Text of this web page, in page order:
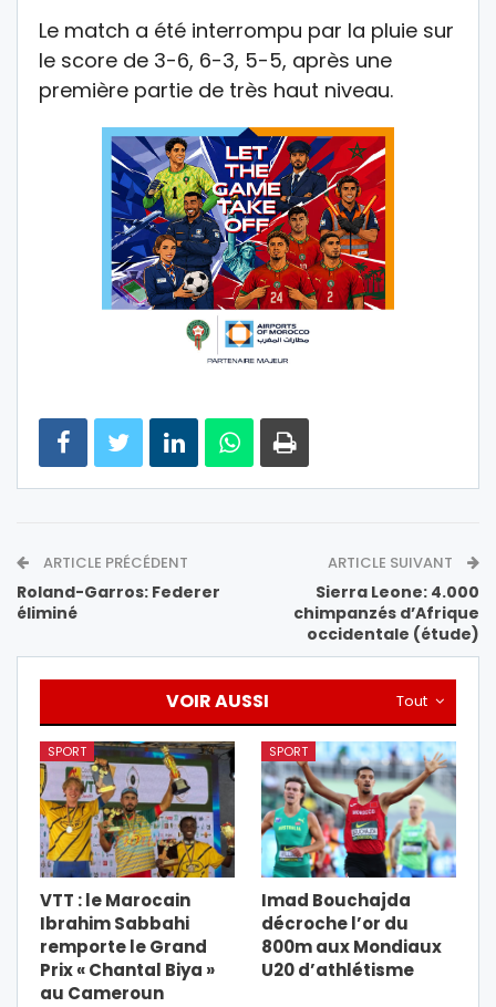
Le match a été interrompu par la pluie sur
le score de 3-6, 6-3, 5-5, après une
première partie de très haut niveau.
ARTICLE PRÉCÉDENT
Roland-Garros: Federer
éliminé
ARTICLE SUIVANT
Sierra Leone: 4.000
chimpanzés d’Afrique
occidentale (étude)
Tout
VOIR AUSSI
SPORT
VTT : le Marocain
Ibrahim Sabbahi
remporte le Grand
Prix « Chantal Biya »
au Cameroun
SPORT
Imad Bouchajda
décroche l’or du
800m aux Mondiaux
U20 d’athlétisme